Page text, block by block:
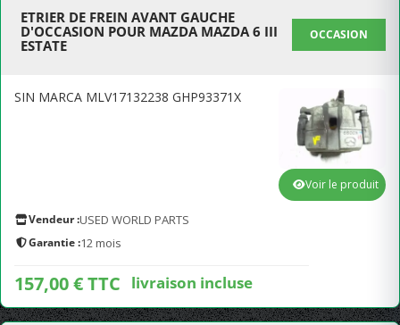
ETRIER DE FREIN AVANT GAUCHE
D'OCCASION POUR MAZDA MAZDA 6 III
ESTATE
OCCASION
SIN MARCA MLV17132238 GHP93371X
Vendeur :USED WORLD PARTS
Garantie :12 mois
157,00 € TTC livraison incluse
Voir le produit